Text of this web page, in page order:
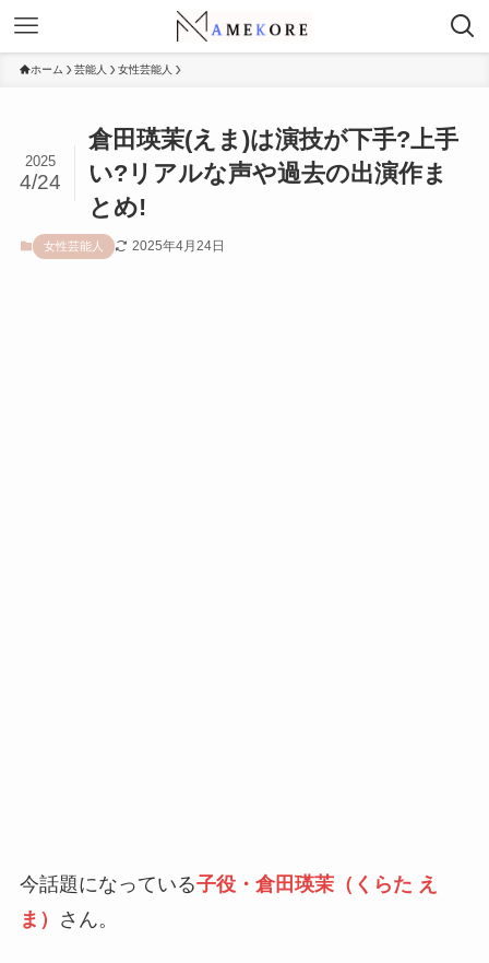
ホーム 芸能人 女性芸能人
倉田瑛茉(えま)は演技が下手?上手
い?リアルな声や過去の出演作ま
とめ!
2025
4/24
女性芸能人 2025年4月24日
今話題になっている子役・倉田瑛茉（くらた え
ま）
さん。